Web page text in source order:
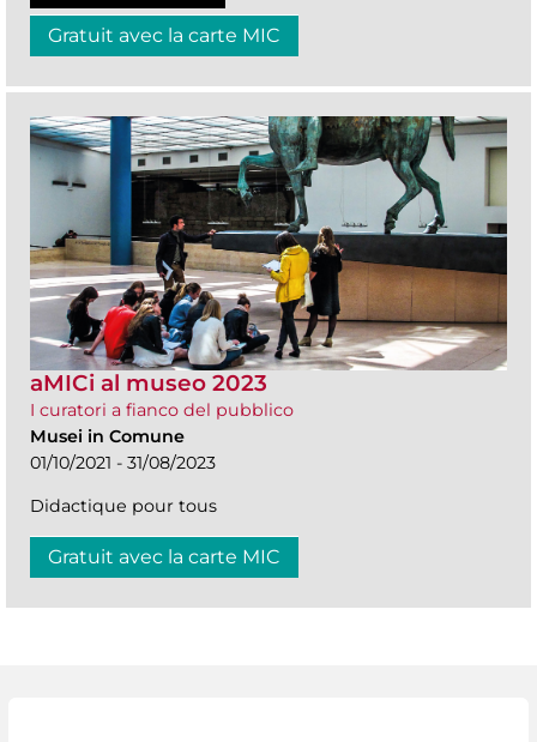
Gratuit avec la carte MIC
aMICi al museo 2023
I curatori a fianco del pubblico
Musei in Comune
01/10/2021 - 31/08/2023
Didactique pour tous
Gratuit avec la carte MIC